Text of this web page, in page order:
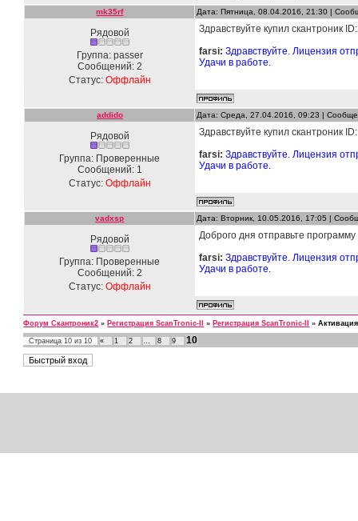
mk35rf Дата: Пятница, 08.04.2016, 21:30 |
Рядовой
Группа: passer
Сообщений: 2
Статус: Оффлайн
Здравствуйте купил скантроник
farsi: Здравствуйте. Лицензия
Удачи в работе.
addido Дата: Среда, 27.04.2016, 09:23 |
Рядовой
Группа: Проверенные
Сообщений: 1
Статус: Оффлайн
Здравствуйте купил скантроник
farsi: Здравствуйте. Лицензия
Удачи в работе.
vadxsp Дата: Вторник, 10.05.2016, 17:05 |
Рядовой
Группа: Проверенные
Сообщений: 2
Статус: Оффлайн
Доброго дня отправьте
farsi: Здравствуйте. Лицензия
Удачи в работе.
Форум Скантроник2 » Регистрация ScanTronic-II » Регистрация ScanTronic-II » Активация
Страница10 из10 « 1 2 … 8 9 10